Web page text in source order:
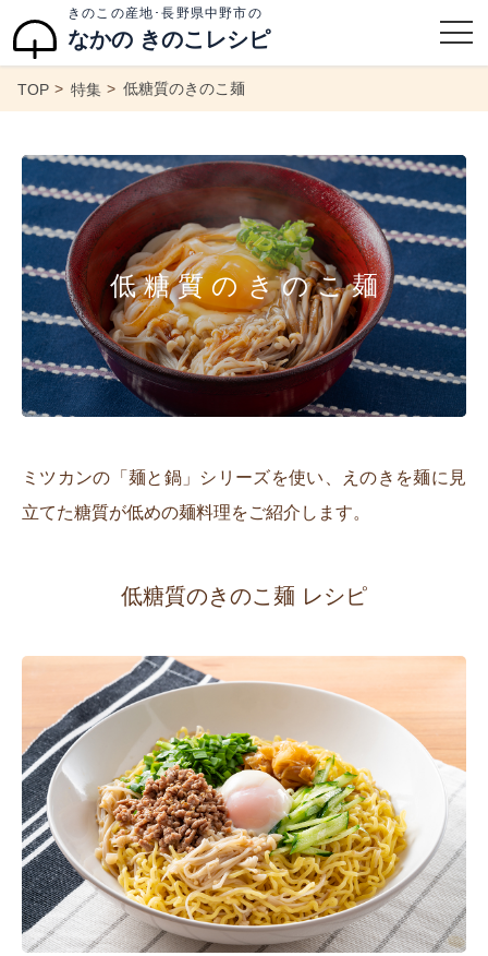
きのこの産地･長野県中野市の
なかの きのこレシピ
TOP 特集 低糖質のきのこ麺
低糖質のきのこ麺
ミツカンの「麺と鍋」シリーズを使い、えのきを麺に見
立てた糖質が低めの麺料理をご紹介します。
低糖質のきのこ麺 レシピ